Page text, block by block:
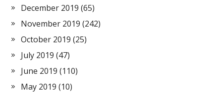
December 2019 (65)
November 2019 (242)
October 2019 (25)
July 2019 (47)
June 2019 (110)
May 2019 (10)